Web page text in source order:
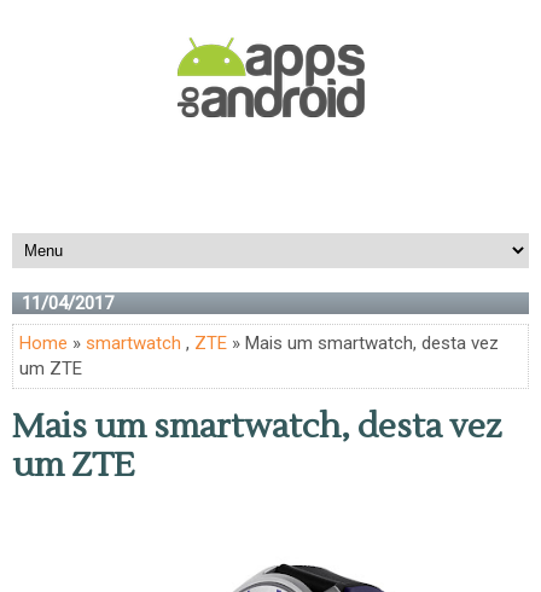
11/04/2017
Home » smartwatch , ZTE » Mais um smartwatch, desta vez
um ZTE
Mais um smartwatch, desta vez
um ZTE